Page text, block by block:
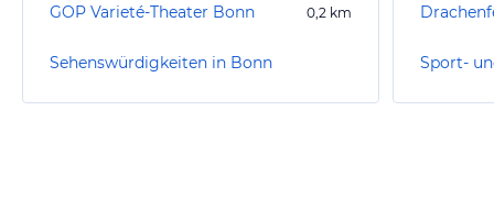
GOP Varieté-Theater Bonn 0,2 km
Sehenswürdigkeiten in Bonn Sport-